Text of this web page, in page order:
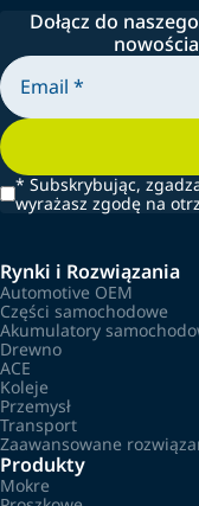
Dołącz do
* Subskrybując,
wyrażasz zgodę na
Rynki i Rozwiązania
Automotive OEM
Części samochodowe
Akumulatory
Drewno
ACE
Koleje
Przemysł
Transport
Zaawansowane
Produkty
Mokre